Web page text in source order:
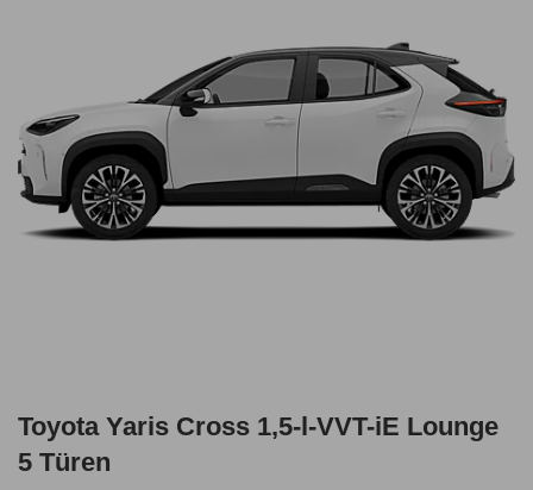
Toyota Yaris Cross 1,5-l-VVT-iE Lounge
5 Türen